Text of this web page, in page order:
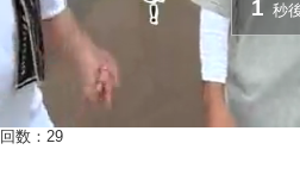
数：29